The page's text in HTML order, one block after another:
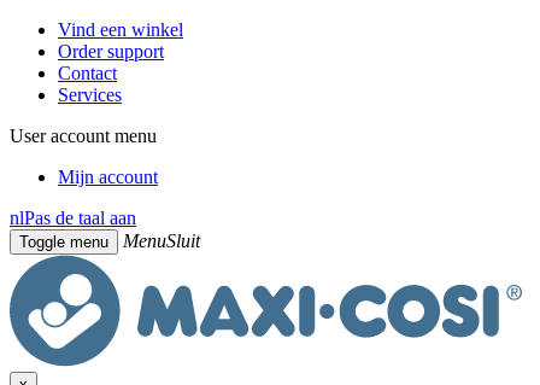
Vind een winkel
Order support
Contact
Services
User account menu
Mijn account
nlPas de taal aan
Toggle menu MenuSluit